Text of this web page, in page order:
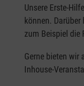
Unsere Erste-
können.
zum Beispiel die
Gerne bieten wir
Inhouse-